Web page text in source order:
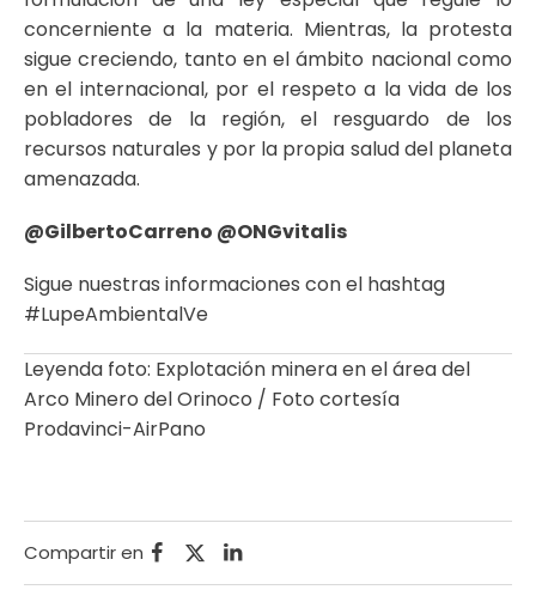
concerniente a la materia. Mientras, la protesta
sigue creciendo, tanto en el ámbito nacional como
en el internacional, por el respeto a la vida de los
pobladores de la región, el resguardo de los
recursos naturales y por la propia salud del planeta
amenazada.
@GilbertoCarreno @ONGvitalis
Sigue nuestras informaciones con el hashtag
#LupeAmbientalVe
Leyenda foto: Explotación minera en el área del
Arco Minero del Orinoco / Foto cortesía
Prodavinci-AirPano
Compartir en